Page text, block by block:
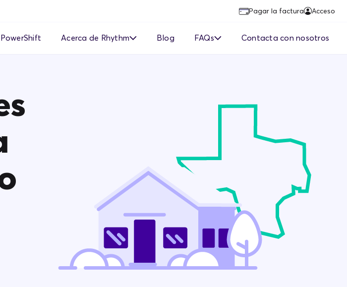
Pagar la factura Acceso
PowerShift Acerca de Rhythm Blog FAQs
¿Rhythm comprará mi exceso de
electricidad solar?
¿Qué es la prueba de manejo de
30 días de Rhythm?
Ver más→
Contacta con nosotros